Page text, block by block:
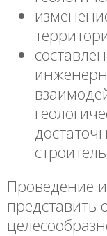
Проведение
представить